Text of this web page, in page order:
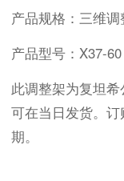
产品规格：三维
产品型号：X37-
此调整架为复坦
可在当日发货。
期。